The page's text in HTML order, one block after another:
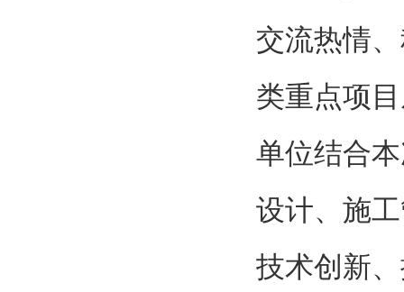
交流热情
类重点项
单位结合
设计、施
技术创新